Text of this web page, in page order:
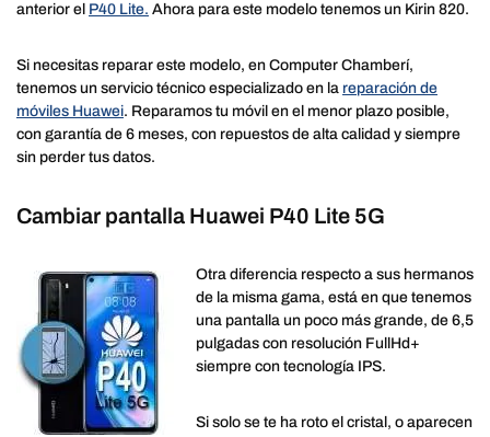
anterior el P40 Lite. Ahora para este modelo tenemos un Kirin 820.
Si necesitas reparar este modelo, en Computer Chamberí,
tenemos un servicio técnico especializado en la reparación de
móviles Huawei. Reparamos tu móvil en el menor plazo posible,
con garantía de 6 meses, con repuestos de alta calidad y siempre
sin perder tus datos.
Cambiar pantalla Huawei P40 Lite 5G
Otra diferencia respecto a sus hermanos
de la misma gama, está en que tenemos
una pantalla un poco más grande, de 6,5
pulgadas con resolución FullHd+
siempre con tecnología IPS.
Si solo se te ha roto el cristal, o aparecen